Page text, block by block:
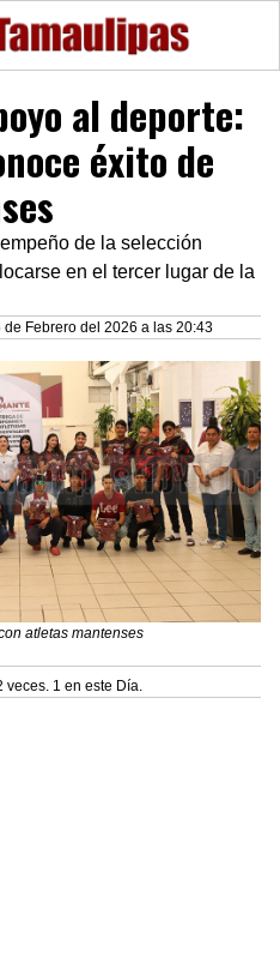
al deporte:
éxito de
de la selección
en el tercer lugar de la
de Febrero del 2026 a las 20:43
atletas mantenses
1 en este Día.